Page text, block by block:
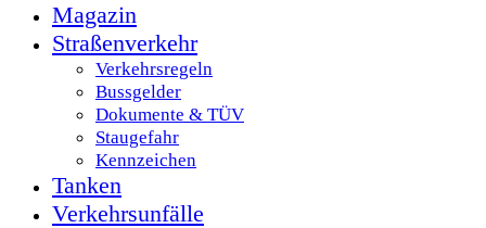
Magazin
Straßenverkehr
Verkehrsregeln
Bussgelder
Dokumente & TÜV
Staugefahr
Kennzeichen
Tanken
Verkehrsunfälle